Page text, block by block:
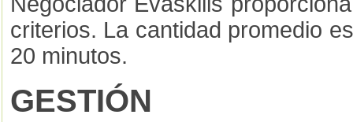
criterios. La cantidad promedio
20 minutos.
GESTIÓN